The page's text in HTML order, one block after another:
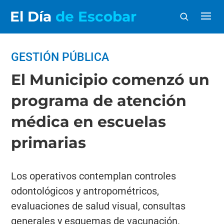
El Día de Escobar
GESTIÓN PÚBLICA
El Municipio comenzó un
programa de atención
médica en escuelas
primarias
Los operativos contemplan controles
odontológicos y antropométricos,
evaluaciones de salud visual, consultas
generales y esquemas de vacunación.